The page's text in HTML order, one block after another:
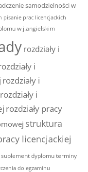
samodzielności w
pisanie prac licencjackich
w j.angielskim
rozdziały i
i
rozdziały i
rozdziały i
rozdziały pracy
struktura
licencjackiej
suplement dyplomu terminy
do egzaminu